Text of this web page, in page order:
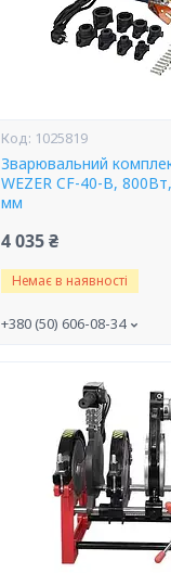
1025819
Зварювальний
WEZER CF-40-B,
мм
4 035 ₴
Немає в наявності
+380 (50) 606-08-34